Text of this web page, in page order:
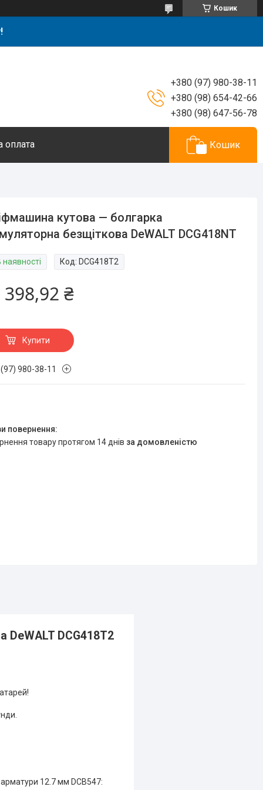
Кошик
+380 (97) 980-38-11
+380 (98) 654-42-66
+380 (98) 647-56-78
оплата Кошик
кутова — болгарка
безщіткова DeWALT DCG418NT
наявності Код: DCG418T2
398,92 ₴
Купити
980-38-11
товару протягом 14 днів за домовленістю
DCG418T2
12.7 мм DCB547: